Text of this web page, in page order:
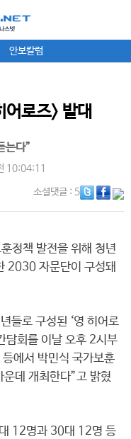
안보칼럼
로즈> 발대
는다”
10:04:11
소셜댓글: 5
정책 발전을 위해 청년
2030 자문단이 구성돼
들로 구성된 ‘영 히어로
회를 이날 오후 2시부
에서 박민식 국가보훈
데 개최한다”고 밝혔
12명과 30대 12명 등